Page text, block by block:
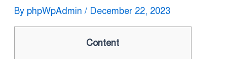
By phpWpAdmin / December 22, 2023
Content